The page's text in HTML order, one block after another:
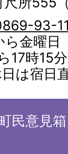
93-
ら金曜
17時15
は宿日
民意見箱